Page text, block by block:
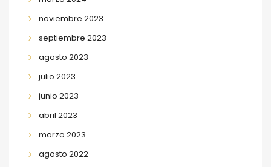
noviembre 2023
septiembre 2023
agosto 2023
julio 2023
junio 2023
abril 2023
marzo 2023
agosto 2022